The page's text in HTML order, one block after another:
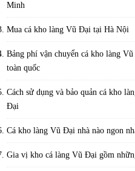
Minh
Mua cá kho làng Vũ Đại tại Hà Nội
Bảng phí vận chuyển cá kho làng
toàn quốc
Cách sử dụng và bảo quản cá kho
Đại
Cá kho làng Vũ Đại nhà nào ngon
Gia vị kho cá làng Vũ Đại gồm